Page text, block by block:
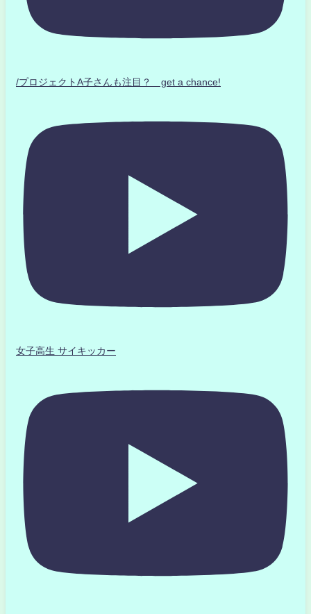
/プロジェクトA子さんも注目？ get a chance!
女子高生 サイキッカー